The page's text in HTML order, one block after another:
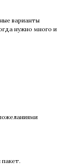
варианты
нужно много и